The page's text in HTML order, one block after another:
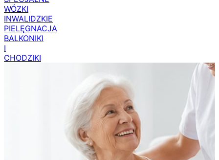
WÓZKI
INWALIDZKIE
PIELĘGNACJA
BALKONIKI
I
CHODZIKI